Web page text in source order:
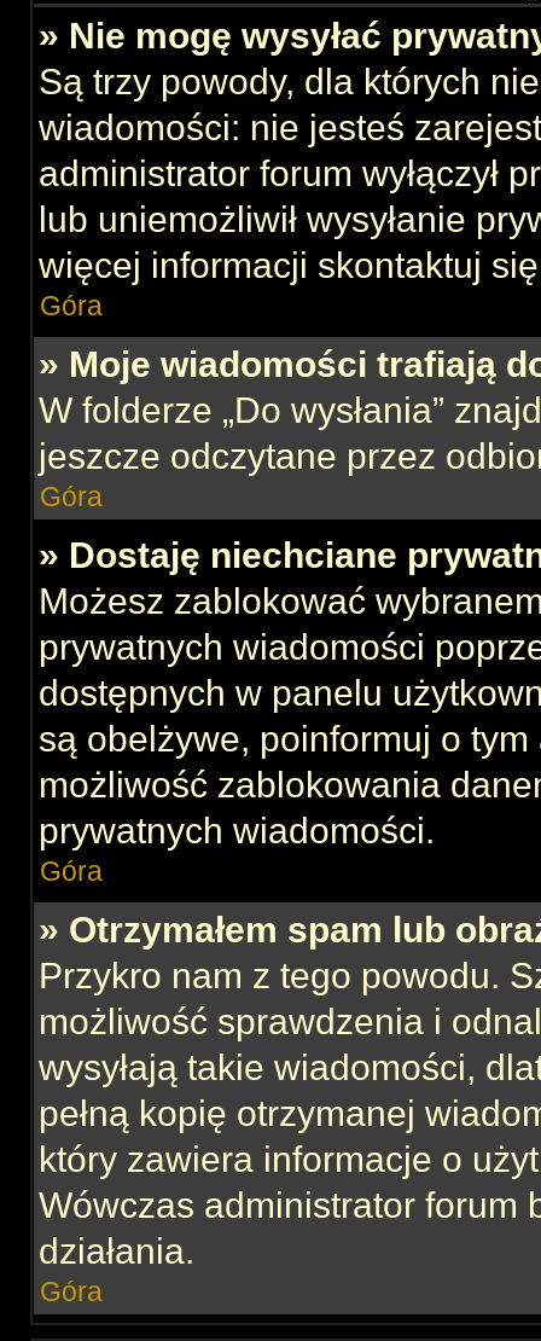
» Nie mogę wysyłać
Są trzy powody, dla których
wiadomości: nie jesteś
administrator forum wyłączył
lub uniemożliwił wysyłanie
więcej informacji skontaktuj
Góra
» Moje wiadomości trafiają
W folderze „Do wysłania”
jeszcze odczytane przez
Góra
» Dostaję niechciane
Możesz zablokować
prywatnych wiadomości
dostępnych w panelu
są obelżywe, poinformuj o
możliwość zablokowania
prywatnych wiadomości.
Góra
» Otrzymałem spam lub
Przykro nam z tego powodu.
możliwość sprawdzenia i
wysyłają takie wiadomości,
pełną kopię otrzymanej
który zawiera informacje o
Wówczas administrator forum
działania.
Góra